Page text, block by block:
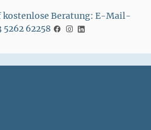
kostenlose Beratung: E-Mail-
5262 62258